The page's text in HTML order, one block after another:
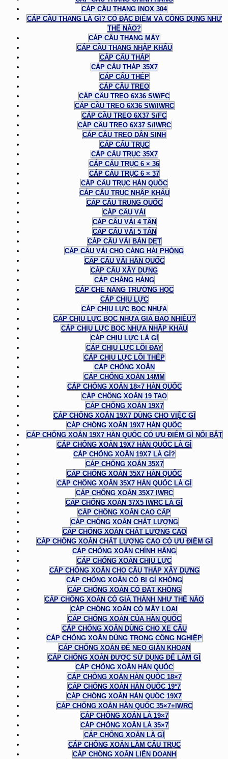
CÁP CẦU THANG INOX 304
CÁP CẦU THANG LÀ GÌ? CÓ ĐẶC ĐIỂM VÀ CÔNG DỤNG NHƯ
THẾ NÀO?
CÁP CẨU THANG MÁY
CÁP CẦU THANG NHẬP KHẨU
CÁP CẨU THÁP
CÁP CẨU THÁP 35X7
CÁP CẨU THÉP
CÁP CẦU TREO
CÁP CẦU TREO 6X36 SW/FC
CÁP CẦU TREO 6X36 SW/IWRC
CÁP CẦU TREO 6X37 S/FC
CÁP CẦU TREO 6X37 S/IWRC
CÁP CẦU TREO DÂN SINH
CÁP CẨU TRỤC
CÁP CẨU TRỤC 35X7
CÁP CẨU TRỤC 6 × 36
CÁP CẨU TRỤC 6 × 37
CÁP CẨU TRỤC HÀN QUỐC
CÁP CẨU TRỤC NHẬP KHẨU
CÁP CẨU TRUNG QUỐC
CÁP CẨU VẢI
CÁP CẨU VẢI 4 TẤN
CÁP CẨU VẢI 5 TẤN
CÁP CẨU VẢI BẢN DẸT
CÁP CẨU VẢI CHO CẢNG HẢI PHÒNG
CÁP CẨU VẢI HÀN QUỐC
CÁP CẨU XÂY DỰNG
CÁP CHẰNG HÀNG
CÁP CHE NẮNG TRƯỜNG HỌC
CÁP CHỊU LỰC
CÁP CHỊU LỰC BỌC NHỰA
CÁP CHỊU LỰC BỌC NHỰA GIÁ BAO NHIÊU?
CÁP CHỊU LỰC BỌC NHỰA NHẬP KHẨU
CÁP CHỊU LỰC LÀ GÌ
CÁP CHỊU LỰC LÕI ĐAY
CÁP CHỊU LỰC LÕI THÉP
CÁP CHỐNG XOẮN
CÁP CHỐNG XOẮN 14MM
CÁP CHỐNG XOẮN 18×7 HÀN QUỐC
CÁP CHỐNG XOẮN 19 TAO
CÁP CHỐNG XOẮN 19X7
CÁP CHỐNG XOẮN 19X7 DÙNG CHO VIỆC GÌ
CÁP CHỐNG XOẮN 19X7 HÀN QUỐC
CÁP CHỐNG XOẮN 19X7 HÀN QUỐC CÓ ƯU ĐIỂM GÌ NỔI BẬT
CÁP CHỐNG XOẮN 19X7 HÀN QUỐC LÀ GÌ
CÁP CHỐNG XOẮN 19X7 LÀ GÌ?
CÁP CHỐNG XOẮN 35X7
CÁP CHỐNG XOẮN 35X7 HÀN QUỐC
CÁP CHỐNG XOẮN 35X7 HÀN QUỐC LÀ GÌ
CÁP CHỐNG XOẮN 35X7 IWRC
CÁP CHỐNG XOẮN 37X5 IWRC LÀ GÌ
CÁP CHỐNG XOẮN CAO CẤP
CÁP CHỐNG XOẮN CHẤT LƯỢNG
CÁP CHỐNG XOẮN CHẤT LƯỢNG CAO
CÁP CHỐNG XOẮN CHẤT LƯỢNG CAO CÓ ƯU ĐIỂM GÌ
CÁP CHỐNG XOẮN CHÍNH HÃNG
CÁP CHỐNG XOẮN CHỊU LỰC
CÁP CHỐNG XOẮN CHO CẨU THÁP XÂY DỰNG
CÁP CHỐNG XOẮN CÓ BỊ GỈ KHÔNG
CÁP CHỐNG XOẮN CÓ ĐẮT KHÔNG
CÁP CHỐNG XOẮN CÓ GIÁ THÀNH NHƯ THẾ NÀO
CÁP CHỐNG XOẮN CÓ MẤY LOẠI
CÁP CHỐNG XOẮN CỦA HÀN QUỐC
CÁP CHỐNG XOẮN DÙNG CHO XE CẨU
CÁP CHỐNG XOẮN DÙNG TRONG CÔNG NGHIỆP
CÁP CHỐNG XOẮN ĐỂ NEO GIÀN KHOAN
CÁP CHỐNG XOẮN ĐƯỢC SỬ DỤNG ĐỂ LÀM GÌ
CÁP CHỐNG XOẮN HÀN QUỐC
CÁP CHỐNG XOẮN HÀN QUỐC 18×7
CÁP CHỐNG XOẮN HÀN QUỐC 19*7
CÁP CHỐNG XOẮN HÀN QUỐC 19X7
CÁP CHỐNG XOẮN HÀN QUỐC 35×7+IWRC
CÁP CHỐNG XOẮN LÀ 19×7
CÁP CHỐNG XOẮN LÀ 35×7
CÁP CHỐNG XOẮN LÀ GÌ
CÁP CHỐNG XOẮN LÀM CẨU TRỤC
CÁP CHỐNG XOẮN LIÊN DOANH